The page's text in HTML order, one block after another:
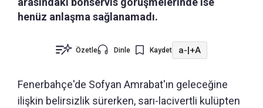
henüz anlaşma sağlanamadı.
Özetle Dinle Kaydet a-|+A
Fenerbahçe'de Sofyan Amrabat'ın geleceğine
ilişkin belirsizlik sürerken, sarı-lacivertli kulüpten